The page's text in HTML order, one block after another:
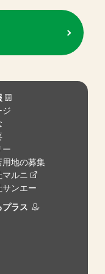
ジ
ー
用地の募集
ルニ
ンエー
プラス